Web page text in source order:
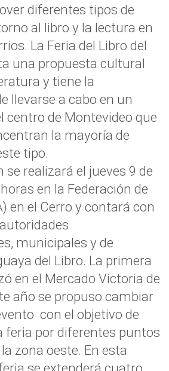
diferentes tipos de
al libro y la lectura en
La Feria del Libro del
una propuesta cultural
y tiene la
llevarse a cabo en un
centro de Montevideo que
la mayoría de
tipo.
realizará el jueves 9 de
en la Federación de
en el Cerro y contará con
municipales y de
del Libro. La primera
en el Mercado Victoria de
año se propuso cambiar
con el objetivo de
feria por diferentes puntos
zona oeste. En esta